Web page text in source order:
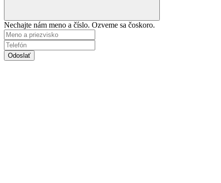
Nechajte nám meno a číslo. Ozveme sa čoskoro.
Odoslať